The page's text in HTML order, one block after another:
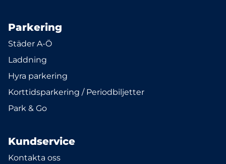
Parkering
Städer A-Ö
Laddning
Hyra parkering
Korttidsparkering / Periodbiljetter
Park & Go
Kundservice
Kontakta oss